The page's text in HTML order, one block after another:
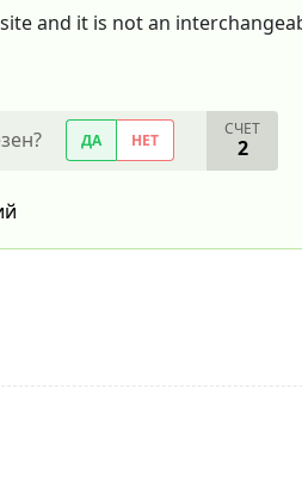
and it is not an
ДА НЕТ
СЧЕТ
2